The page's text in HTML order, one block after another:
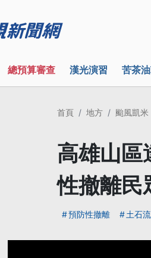
總預算審查 漢光演習 苦茶
首頁 地方 颱風凱米
高雄山區
性撤離民
預防性撤離 土石